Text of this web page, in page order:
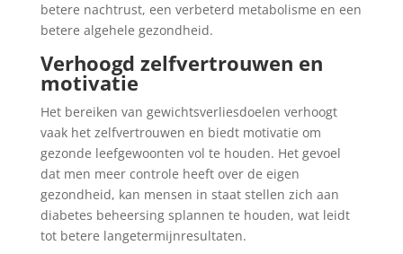
betere nachtrust, een verbeterd metabolisme en een
betere algehele gezondheid.
Verhoogd zelfvertrouwen en
motivatie
Het bereiken van gewichtsverliesdoelen verhoogt
vaak het zelfvertrouwen en biedt motivatie om
gezonde leefgewoonten vol te houden. Het gevoel
dat men meer controle heeft over de eigen
gezondheid, kan mensen in staat stellen zich aan
diabetes beheersing splannen te houden, wat leidt
tot betere langetermijnresultaten.